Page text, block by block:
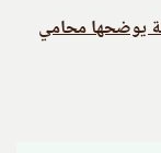
يوضحها محامي